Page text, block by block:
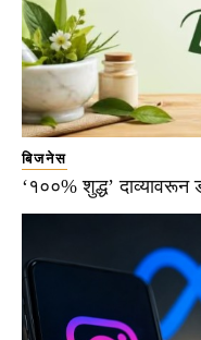
बिजनेस
‘१००% शुद्ध’ दाव्यावरून